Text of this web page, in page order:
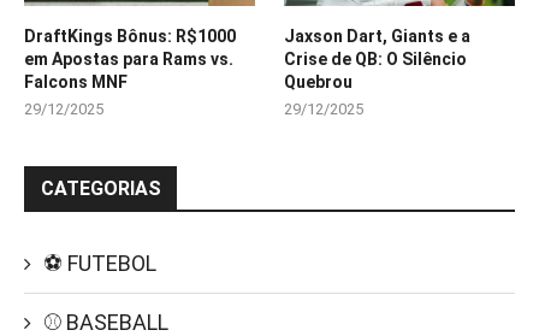
DraftKings Bônus: R$1000
em Apostas para Rams vs.
Falcons MNF
29/12/2025
Jaxson Dart, Giants e a
Crise de QB: O Silêncio
Quebrou
29/12/2025
CATEGORIAS
⚽ FUTEBOL
⚾ BASEBALL